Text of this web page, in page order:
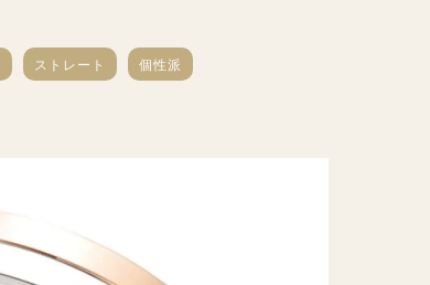
ストレート 個性派